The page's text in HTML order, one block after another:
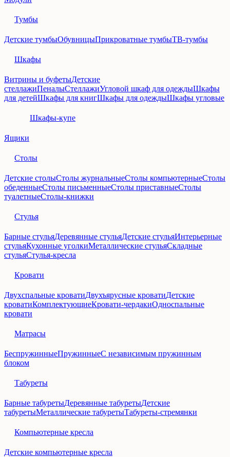
Тумбы
Детские тумбыОбувницыПрикроватные тумбыТВ-тумбы
Шкафы
Витрины и буфетыДетские
стеллажиПеналыСтеллажиУгловой шкаф для одеждыШкафы
для детейШкафы для книгШкафы для одеждыШкафы угловые
Шкафы-купе
Ящики
Столы
Детские столыСтолы журнальныеСтолы компьютерныеСтолы
обеденныеСтолы письменныеСтолы приставныеСтолы
туалетныеСтолы-книжки
Стулья
Барные стульяДеревянные стульяДетские стульяИнтерьерные
стульяКухонные уголкиМеталлические стульяСкладные
стульяСтулья-кресла
Кровати
Двухспальные кроватиДвухъярусные кроватиДетские
кроватиКомплектующиеКровати-чердакиОдноспальные
кровати
Матрасы
БеспружинныеПружинныеС независимым пружинным
блоком
Табуреты
Барные табуретыДеревянные табуретыДетские
табуретыМеталлические табуретыТабуреты-стремянки
Компьютерные кресла
Детские компьютерные кресла